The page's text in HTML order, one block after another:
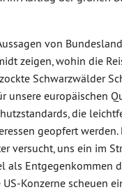
von
zeigen, wohin die
Schwarzwälder
unsere europäischen
die
geopfert werden.
versucht, uns ein im
als Entgegenkommen
US-Konzerne scheuen